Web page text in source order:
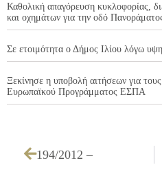
Καθολική απαγόρευση κυκλοφορίας,
και οχημάτων για την οδό
Σε ετοιμότητα ο Δήμος Ιλίου λόγω
Ξεκίνησε η υποβολή αιτήσεων για
Ευρωπαϊκού Προγράμματος ΕΣΠΑ
194/2012 –